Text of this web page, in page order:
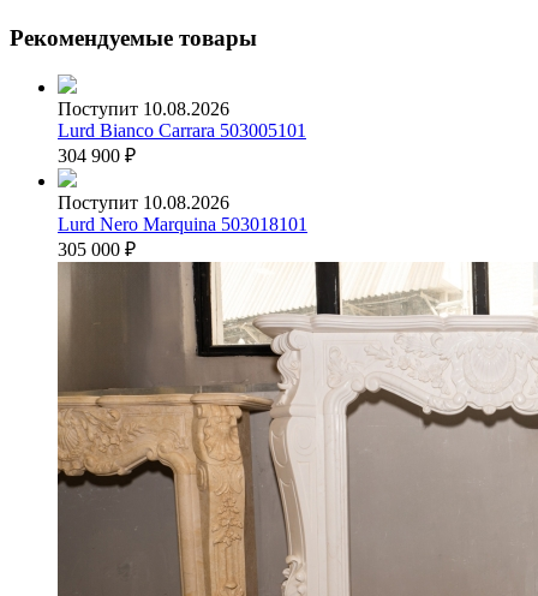
Рекомендуемые товары
Поступит 10.08.2026
Lurd Bianco Carrara 503005101
304 900 ₽
Поступит 10.08.2026
Lurd Nero Marquina 503018101
305 000 ₽